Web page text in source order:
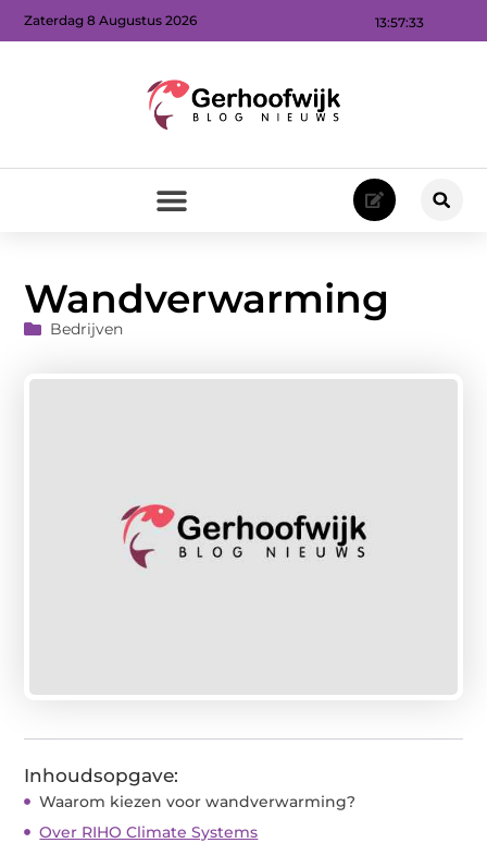
13:57:34
Zaterdag 8 Augustus 2026
Wandverwarming
Bedrijven
Inhoudsopgave:
Waarom kiezen voor wandverwarming?
Over RIHO Climate Systems